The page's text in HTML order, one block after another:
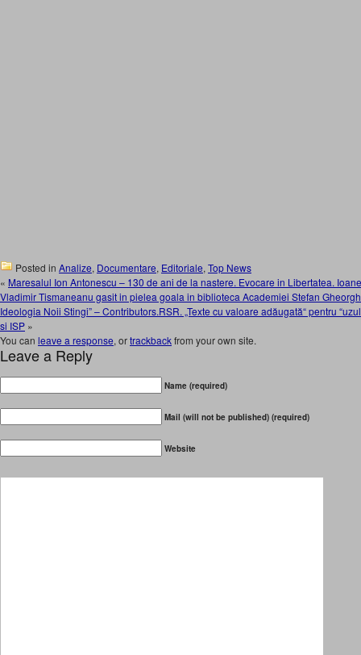
Posted in Analize, Documentare, Editoriale, Top News
« Maresalul Ion Antonescu – 130 de ani de la nastere. Evocare in Libertatea.
Vladimir Tismaneanu gasit in pielea goala in biblioteca Academiei Stefan
Ideologia Noii Stingi” – Contributors.RSR. „Texte cu valoare adăugată“ pentru
si ISP »
You can leave a response, ortrackbackfrom your own site.
Leave a Reply
Name (required)
Mail (will not be published) (required)
Website